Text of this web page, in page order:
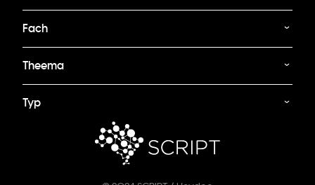
Fach
Theema
Typ